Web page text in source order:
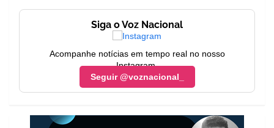
Siga o Voz Nacional
Acompanhe notícias em tempo real no nosso
Instagram.
Seguir @voznacional_